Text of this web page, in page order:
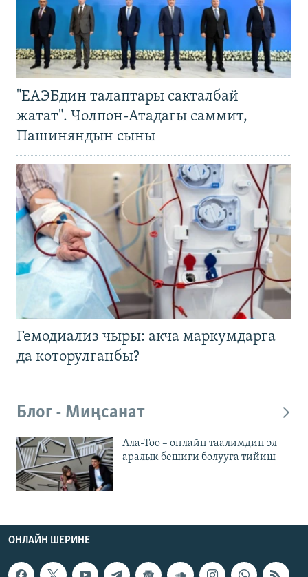
"ЕАЭБдин талаптары сакталбай
жатат". Чолпон-Атадагы саммит,
Пашиняндын сыны
Гемодиализ чыры: акча маркумдарга
да которулганбы?
Блог - Миңсанат
Ала-Тоо – онлайн таалимдин эл
аралык бешиги болууга тийиш
ОНЛАЙН ШЕРИНЕ